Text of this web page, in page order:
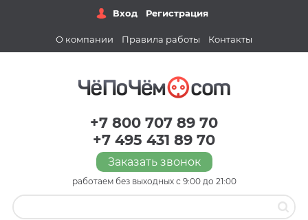
Вход Регистрация
О компании Правила работы Контакты
+7 800 707 89 70
+7 495 431 89 70
Заказать звонок
работаем без выходных с 9:00 до 21:00